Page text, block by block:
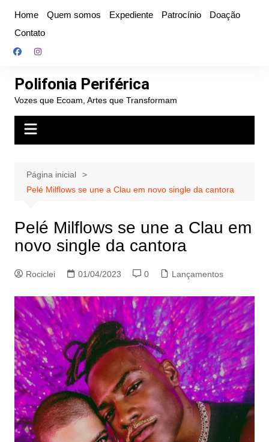
conteúdo
Home Quem somos Expediente Patrocínio
Doação
Contato
Polifonia Periférica
Vozes que Ecoam, Artes que Transformam
Página inicial
Pelé Milflows se une a Clau em novo single da cantora
Pelé Milflows se une a Clau em
novo single da cantora
Rociclei 01/04/2023 0 Lançamentos